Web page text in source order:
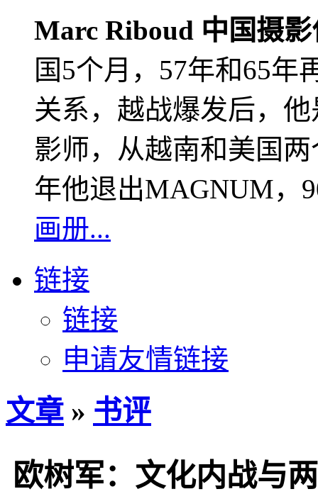
Marc Riboud 中国摄
国5个月，57年和65年
关系，越战爆发后，
影师，从越南和美国
年他退出MAGNUM，
画册...
链接
链接
申请友情链接
文章 » 书评
欧树军：文化内战与